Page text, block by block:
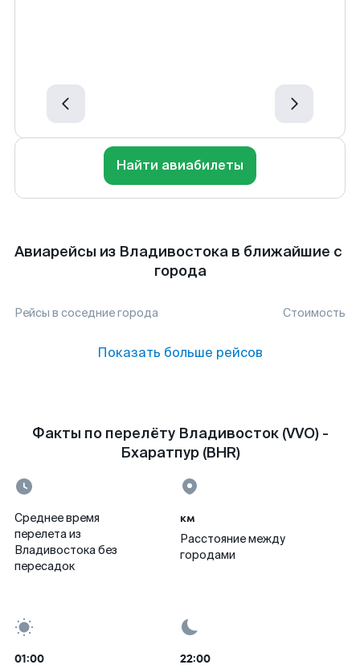
Найти авиабилеты
Авиарейсы из Владивостока в ближайшие с
города
Рейсы в соседние города Стоимость
Показать больше рейсов
Факты по перелёту Владивосток (VVO) -
Бхаратпур (BHR)
Среднее время
перелета из
Владивостока без
пересадок
км
Расстояние между
городами
01:00 22:00